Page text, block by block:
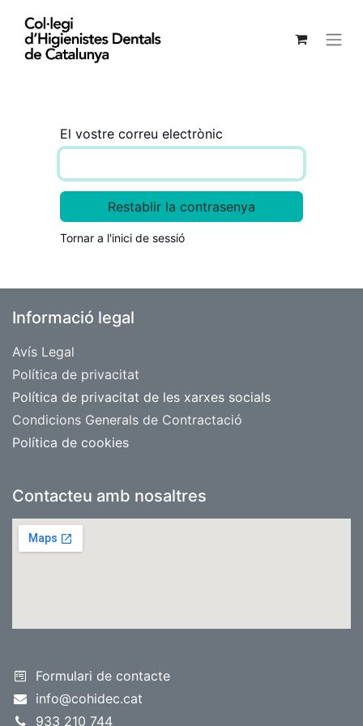
El vostre correu electrònic
Restablir la contrasenya
Tornar a l'inici de sessió
Informació legal
Avís Legal
​Política de privacitat
Política de privacitat de les xarxes socials
Condicions Generals de Contractació
Política de cookies
Contacteu amb nosaltres
Formulari de contacte
info@cohidec.cat
933 210 74​4